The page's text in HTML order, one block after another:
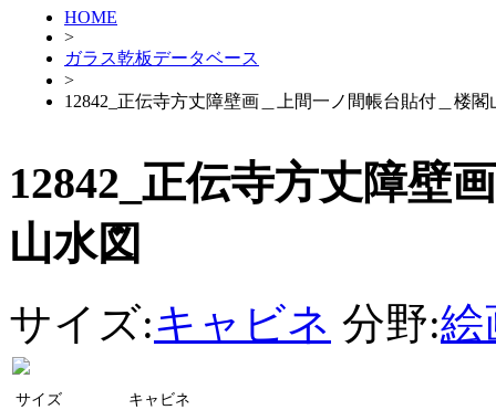
HOME
>
ガラス乾板データベース
>
12842_正伝寺方丈障壁画＿上間一ノ間帳台貼付＿楼閣
12842_正伝寺方丈障壁
山水図
サイズ:キャビネ 分野:絵
サイズ
キャビネ